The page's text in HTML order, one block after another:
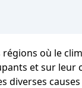
où le
et sur leur